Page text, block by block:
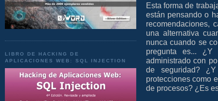
LIBRO DE HACKING DE
APLICACIONES WEB: SQL INJECTION
Esta forma de
están pensando o
recomendaciones,
una alternativa
nunca cuando se
pregunta es...
administrado con
de seguridad?
protecciones como
de procesos? ¿Es